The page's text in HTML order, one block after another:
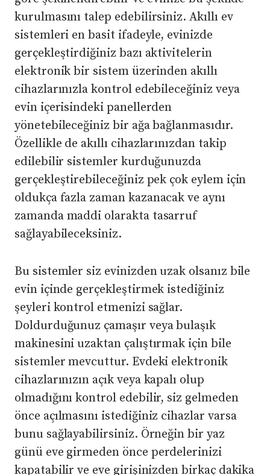
kurulmasını talep edebilirsiniz. Akıllı ev
sistemleri en basit ifadeyle, evinizde
gerçekleştirdiğiniz bazı aktivitelerin
elektronik bir sistem üzerinden akıllı
cihazlarınızla kontrol edebileceğiniz veya
evin içerisindeki panellerden
yönetebileceğiniz bir ağa bağlanmasıdır.
Özellikle de akıllı cihazlarınızdan takip
edilebilir sistemler kurduğunuzda
gerçekleştirebileceğiniz pek çok eylem için
oldukça fazla zaman kazanacak ve aynı
zamanda maddi olarakta tasarruf
sağlayabileceksiniz.
Bu sistemler siz evinizden uzak olsanız bile
evin içinde gerçekleştirmek istediğiniz
şeyleri kontrol etmenizi sağlar.
Doldurduğunuz çamaşır veya bulaşık
makinesini uzaktan çalıştırmak için bile
sistemler mevcuttur. Evdeki elektronik
cihazlarınızın açık veya kapalı olup
olmadığını kontrol edebilir, siz gelmeden
önce açılmasını istediğiniz cihazlar varsa
bunu sağlayabilirsiniz. Örneğin bir yaz
günü eve girmeden önce perdelerinizi
kapatabilir ve eve girişinizden birkaç dakika